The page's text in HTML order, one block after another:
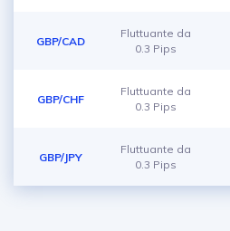
GBP/CAD
Fluttuante da
0.3 Pips
GBP/CHF
Fluttuante da
0.3 Pips
GBP/JPY
Fluttuante da
0.3 Pips